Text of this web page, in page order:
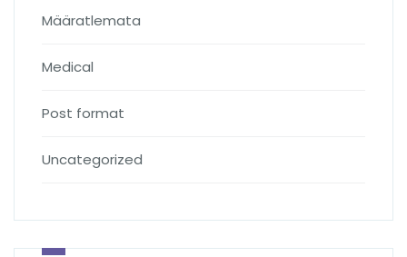
Määratlemata
Medical
Post format
Uncategorized